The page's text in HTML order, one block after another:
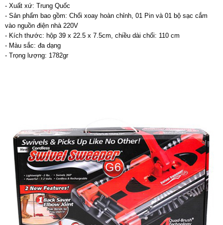
- Xuất xứ: Trung Quốc
- Sản phẩm bao gồm: Chổi xoay hoàn chỉnh, 01 Pin và 01 bộ sạc cắm
vào nguồn điện nhà 220V
- Kích thước: hộp 39 x 22.5 x 7.5cm, chiều dài chổi: 110 cm
- Màu sắc: đa dạng
- Trọng lượng: 1782gr